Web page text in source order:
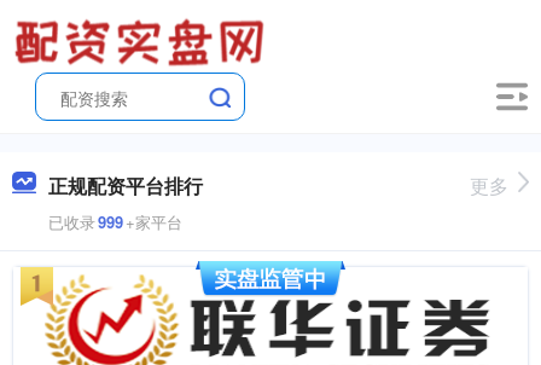
正规配资平台排行
已收录999+家平台
更多